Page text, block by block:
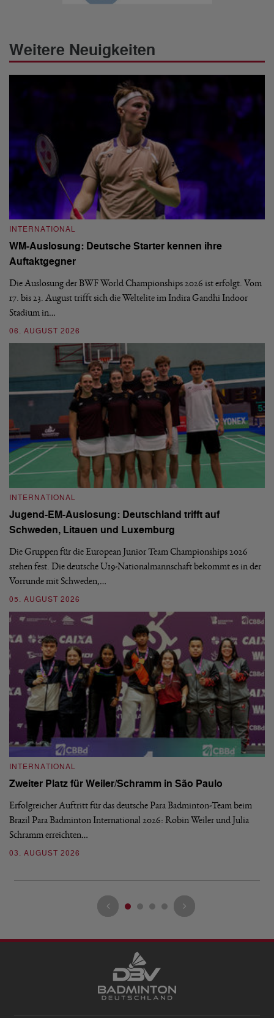
Weitere Neuigkeiten
INTERNATIONAL
WM-Auslosung: Deutsche Starter kennen ihre
Auftaktgegner
Die Auslosung der BWF World Championships 2026 ist erfolgt. Vom
17. bis 23. August trifft sich die Weltelite im Indira Gandhi Indoor
Stadium in…
06. AUGUST 2026
INTERNATIONAL
Jugend-EM-Auslosung: Deutschland trifft auf
Schweden, Litauen und Luxemburg
Die Gruppen für die European Junior Team Championships 2026
stehen fest. Die deutsche U19-Nationalmannschaft bekommt es in der
Vorrunde mit Schweden,…
05. AUGUST 2026
INTERNATIONAL
Zweiter Platz für Weiler/Schramm in São Paulo
Erfolgreicher Auftritt für das deutsche Para Badminton-Team beim
Brazil Para Badminton International 2026: Robin Weiler und Julia
Schramm erreichten…
03. AUGUST 2026